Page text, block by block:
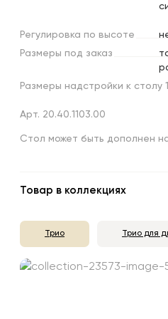
Регулировка по высоте
Размеры под заказ
Размеры надстройки к столу
Арт. 20.40.1103.00
Стол может быть дополнен
Товар в коллекциях
Трио Трио для